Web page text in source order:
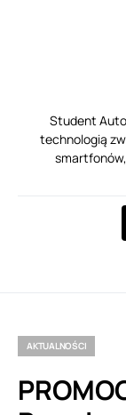
Student
technologią
AKTUALNOŚCI